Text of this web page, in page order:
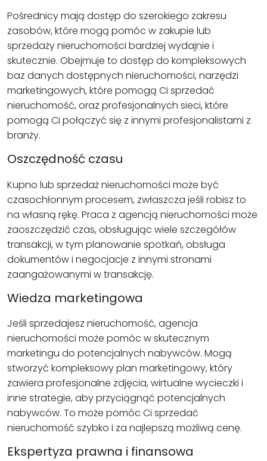
Pośrednicy mają dostęp do szerokiego zakresu
zasobów, które mogą pomóc w zakupie lub
sprzedaży nieruchomości bardziej wydajnie i
skutecznie. Obejmuje to dostęp do kompleksowych
baz danych dostępnych nieruchomości, narzędzi
marketingowych, które pomogą Ci sprzedać
nieruchomość, oraz profesjonalnych sieci, które
pomogą Ci połączyć się z innymi profesjonalistami z
branży.
Oszczędność czasu
Kupno lub sprzedaż nieruchomości może być
czasochłonnym procesem, zwłaszcza jeśli robisz to
na własną rękę. Praca z agencją nieruchomości może
zaoszczędzić czas, obsługując wiele szczegółów
transakcji, w tym planowanie spotkań, obsługa
dokumentów i negocjacje z innymi stronami
zaangażowanymi w transakcję.
Wiedza marketingowa
Jeśli sprzedajesz nieruchomość, agencja
nieruchomości może pomóc w skutecznym
marketingu do potencjalnych nabywców. Mogą
stworzyć kompleksowy plan marketingowy, który
zawiera profesjonalne zdjęcia, wirtualne wycieczki i
inne strategie, aby przyciągnąć potencjalnych
nabywców. To może pomóc Ci sprzedać
nieruchomość szybko i za najlepszą możliwą cenę.
Ekspertyza prawna i finansowa